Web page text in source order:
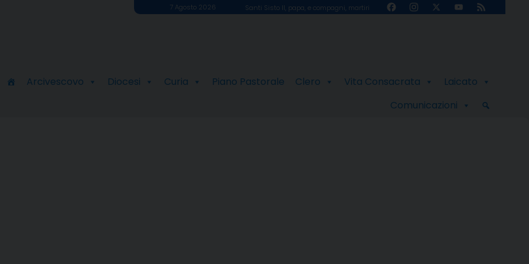
7 Agosto 2026 Santi Sisto II, papa, e compagni, martiri FacebookInstagram
X
YouTube
Feed
Arcivescovo Diocesi Curia Piano Pastorale Clero Vita Consacrata
Laicato
Comunicazioni